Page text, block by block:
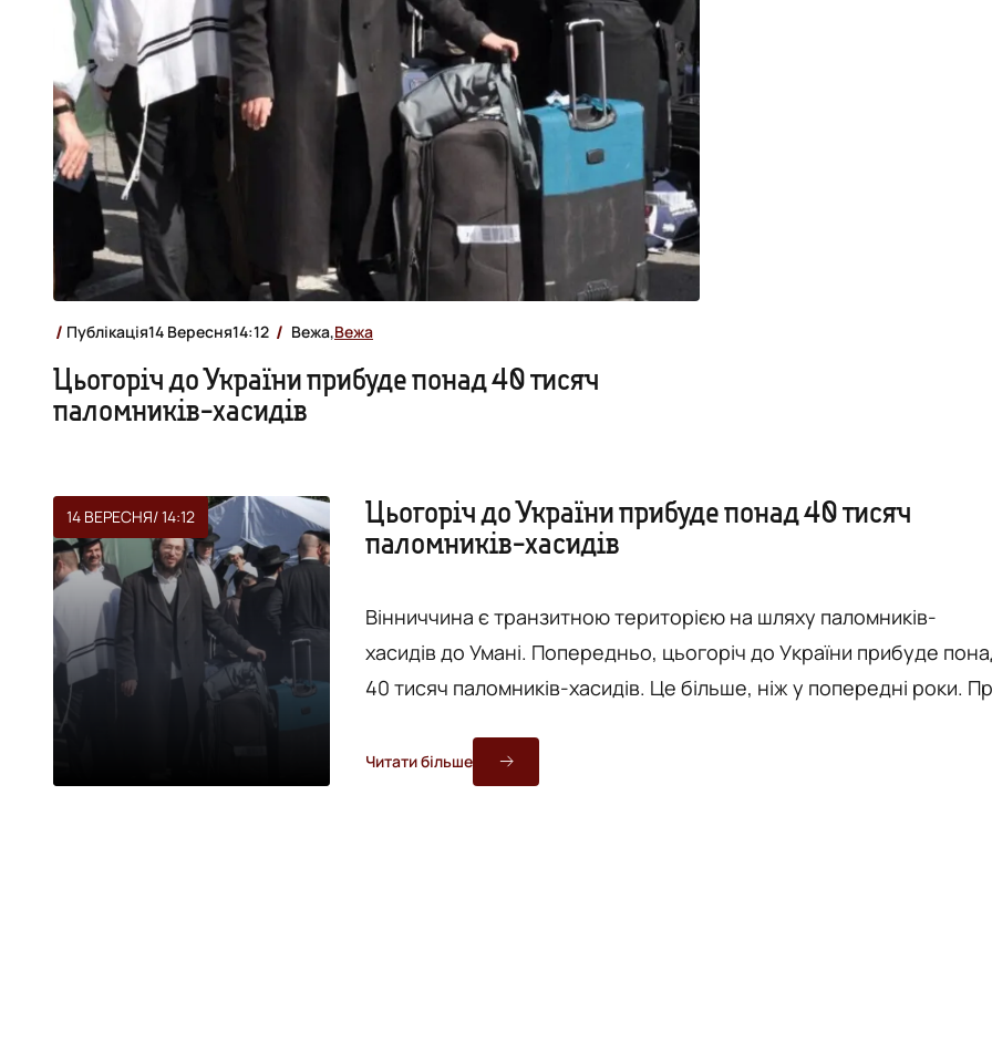
Публікація14 Вересня14:12 Вежа,Вежа
Цьогоріч до України прибуде понад 40 тисяч
паломників-хасидів
14 ВЕРЕСНЯ/ 14:12
Цьогоріч до України прибуде понад 40 тисяч
паломників-хасидів
Вінниччина є транзитною територією на шляху паломників-
хасидів до Умані. Попередньо, цьогоріч до України прибуде
40 тисяч паломників-хасидів. Це більше, ніж у попередні роки. Про
справах національностей та релігій Вінницької ОДА. Так, у Центрі
національних культур Вінниччини пройшла нарада з питань
Читати більше